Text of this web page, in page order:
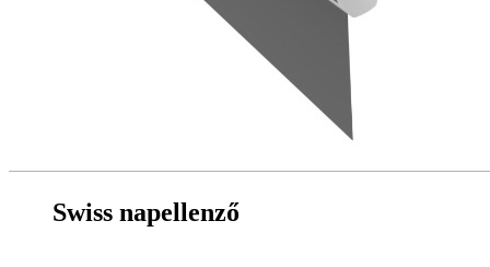
Swiss napellenző